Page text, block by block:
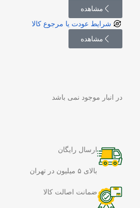
مشاهده
شرایط عودت یا مرجوع کالا
مشاهده
در انبار موجود نمی باشد
ارسال رایگان
بالای ۵ میلیون در تهران
ضمانت اصالت کالا